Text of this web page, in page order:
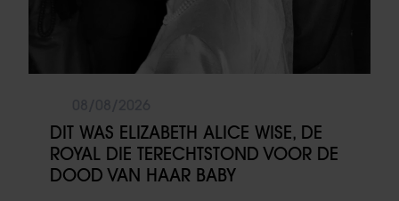
DIT WAS ELIZABETH ALICE WISE, DE
ROYAL DIE TERECHTSTOND VOOR DE
DOOD VAN HAAR BABY